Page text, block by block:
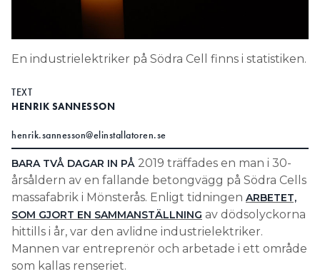
En industrielektriker på Södra Cell finns i statistiken.
TEXT
HENRIK SANNESSON
henrik.sannesson@elinstallatoren.se
BARA TVÅ DAGAR IN PÅ 2019 träffades en man i 30-
årsåldern av en fallande betongvägg på Södra Cells
massafabrik i Mönsterås. Enligt tidningen ARBETET,
SOM GJORT EN SAMMANSTÄLLNING av dödsolyckorna
hittills i år, var den avlidne industrielektriker.
Mannen var entreprenör och arbetade i ett område
som kallas renseriet.